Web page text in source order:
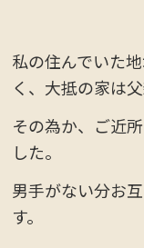
私の住んでいた
く、大抵の家は
その為か、ご近
した。
男手がない分お
す。